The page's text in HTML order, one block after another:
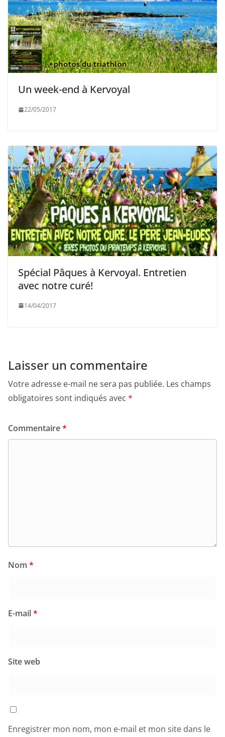
Un week-end à Kervoyal
22/05/2017
Spécial Pâques à Kervoyal. Entretien
avec notre curé!
14/04/2017
Laisser un commentaire
Votre adresse e-mail ne sera pas publiée. Les champs
obligatoires sont indiqués avec *
Commentaire*
Nom *
E-mail*
Site web
Enregistrer mon nom, mon e-mail et mon site dans le